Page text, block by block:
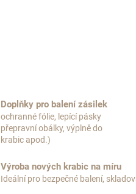
Doplňky pro balení zásilek
ochranné fólie, lepící pásky
přepravní obálky, výplně do
krabic apod.)
Výroba nových krabic na míru
Ideální pro bezpečné balení,